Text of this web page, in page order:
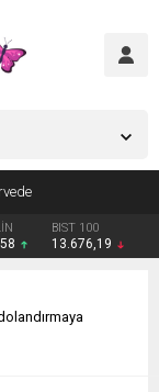
BIST 100
13.676,19